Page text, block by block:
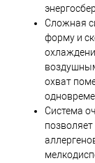
Сложная
форму и
охват
Система